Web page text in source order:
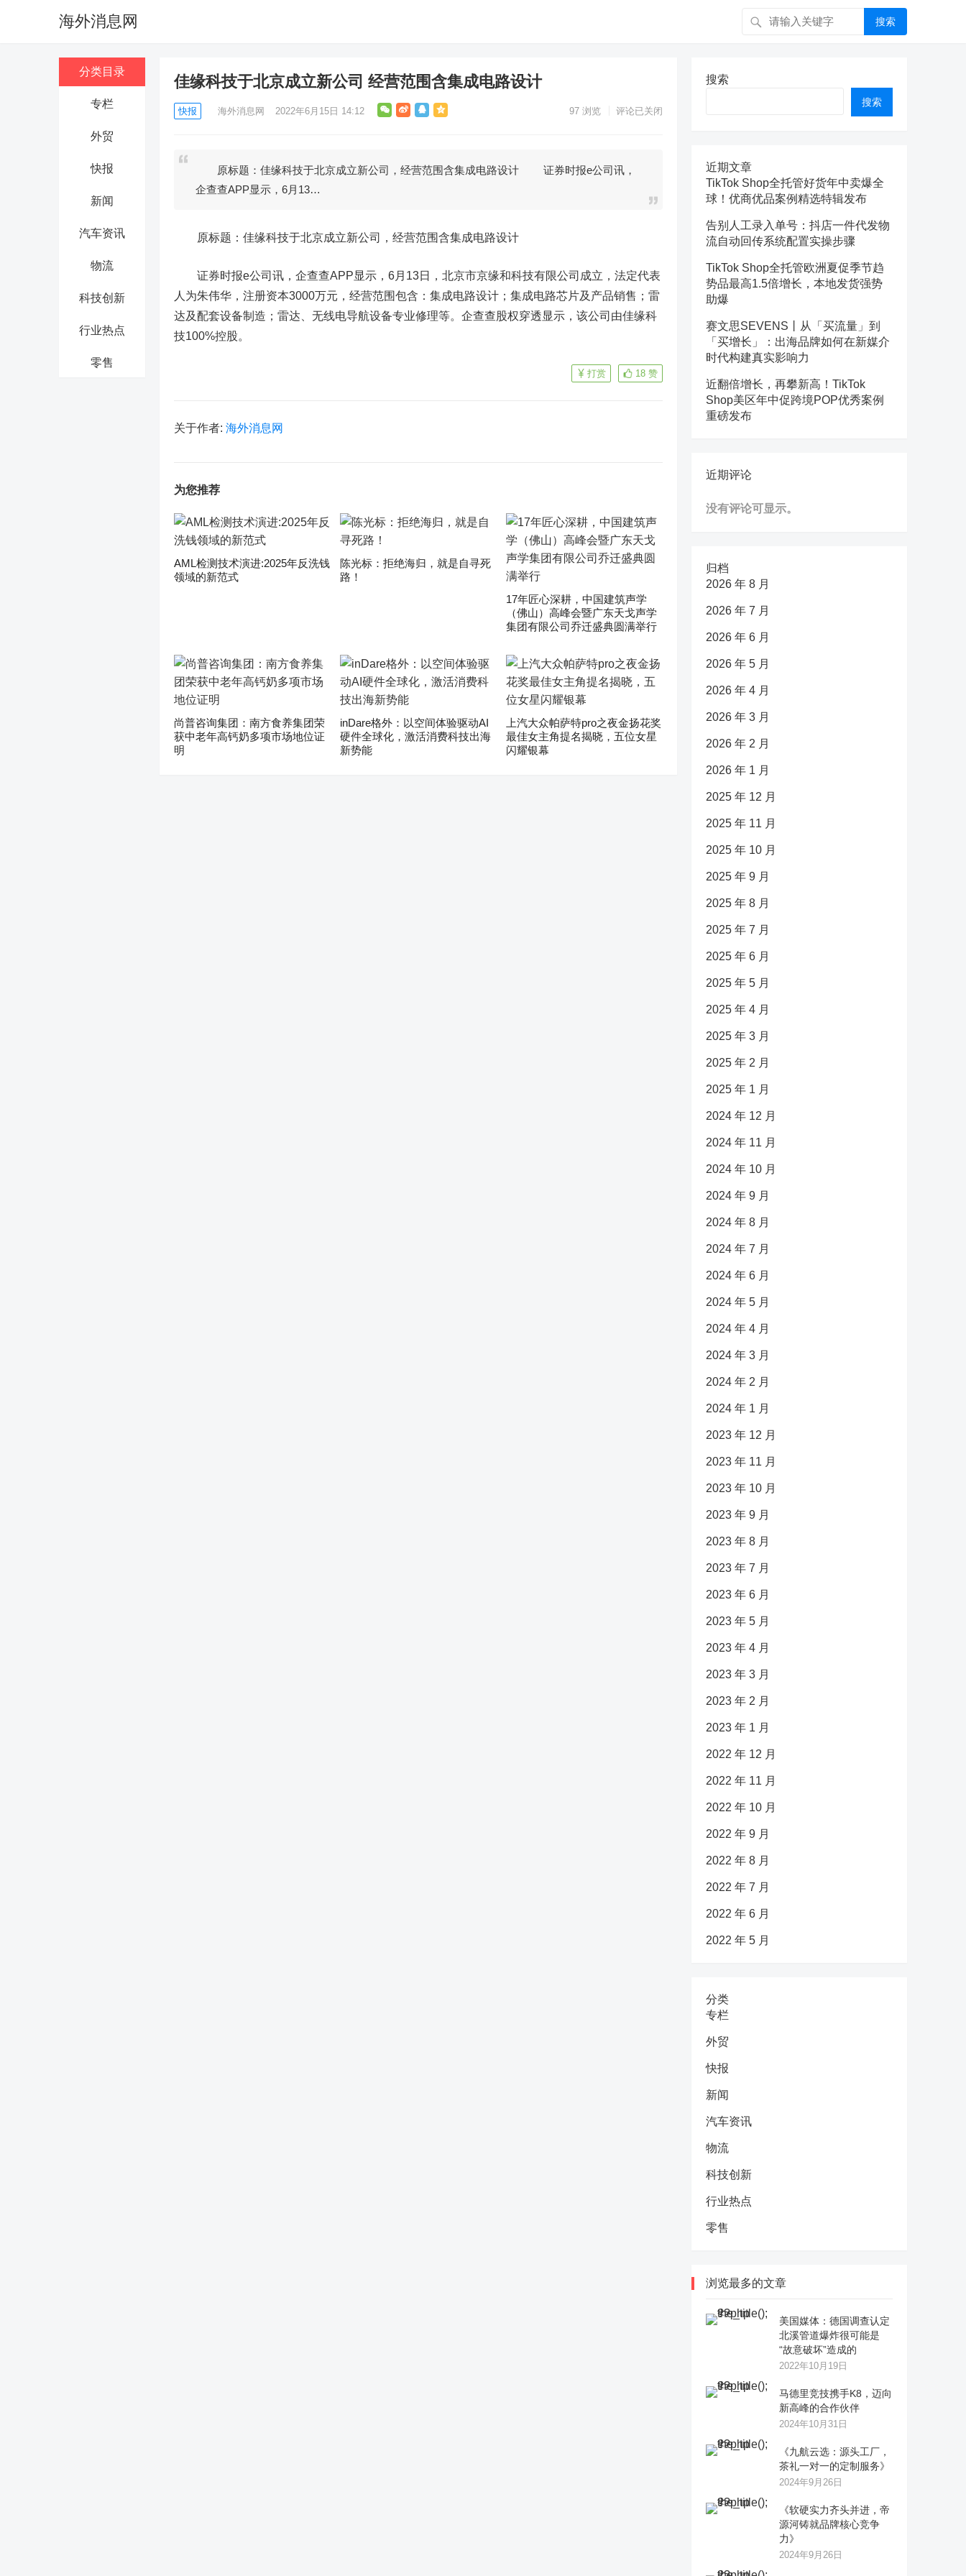
海外消息网 搜索
分类目录
专栏
外贸
快报
新闻
汽车资讯
物流
科技创新
行业热点
零售
佳缘科技于北京成立新公司 经营范围含集成电路设计
快报 海外消息网 2022年6月15日 14:12 97 浏览 评论已关闭
原标题：佳缘科技于北京成立新公司，经营范围含集成电路设计 证券时报e公司讯，
企查查APP显示，6月13…
原标题： 佳缘科技于北京成立新公司，经营范围含集成电路设计
证券时报e公司讯，企查查APP显示，6月13日，北京市京缘和科技有限公司成立，法定代表
人为朱伟华，注册资本3000万元，经营范围包含：集成电路设计；集成电路芯片及产品销售；雷
达及配套设备制造；雷达、无线电导航设备专业修理等。企查查股权穿透显示，该公司由佳缘科
技100%控股。
18 赞
打赏
关于作者: 海外消息网
为您推荐
AML检测技术演进:2025年反洗钱
领域的新范式
陈光标：拒绝海归，就是自寻死
路！
17年匠心深耕，中国建筑声学
（佛山）高峰会暨广东天戈声学
集团有限公司乔迁盛典圆满举行
尚普咨询集团：南方食养集团荣
获中老年高钙奶多项市场地位证
明
inDare格外：以空间体验驱动AI
硬件全球化，激活消费科技出海
新势能
上汽大众帕萨特pro之夜金扬花奖
最佳女主角提名揭晓，五位女星
闪耀银幕
搜索
搜索
近期文章
TikTok Shop全托管好货年中卖爆全
球！优商优品案例精选特辑发布
告别人工录入单号：抖店一件代发物
流自动回传系统配置实操步骤
TikTok Shop全托管欧洲夏促季节趋
势品最高1.5倍增长，本地发货强势
助爆
赛文思SEVENS丨从「买流量」到
「买增长」：出海品牌如何在新媒介
时代构建真实影响力
近翻倍增长，再攀新高！TikTok
Shop美区年中促跨境POP优秀案例
重磅发布
近期评论
没有评论可显示。
归档
2026 年 8 月
2026 年 7 月
2026 年 6 月
2026 年 5 月
2026 年 4 月
2026 年 3 月
2026 年 2 月
2026 年 1 月
2025 年 12 月
2025 年 11 月
2025 年 10 月
2025 年 9 月
2025 年 8 月
2025 年 7 月
2025 年 6 月
2025 年 5 月
2025 年 4 月
2025 年 3 月
2025 年 2 月
2025 年 1 月
2024 年 12 月
2024 年 11 月
2024 年 10 月
2024 年 9 月
2024 年 8 月
2024 年 7 月
2024 年 6 月
2024 年 5 月
2024 年 4 月
2024 年 3 月
2024 年 2 月
2024 年 1 月
2023 年 12 月
2023 年 11 月
2023 年 10 月
2023 年 9 月
2023 年 8 月
2023 年 7 月
2023 年 6 月
2023 年 5 月
2023 年 4 月
2023 年 3 月
2023 年 2 月
2023 年 1 月
2022 年 12 月
2022 年 11 月
2022 年 10 月
2022 年 9 月
2022 年 8 月
2022 年 7 月
2022 年 6 月
2022 年 5 月
分类
专栏
外贸
快报
新闻
汽车资讯
物流
科技创新
行业热点
零售
浏览最多的文章
美国媒体：德国调查认定
北溪管道爆炸很可能是
“故意破坏”造成的
2022年10月19日
马德里竞技携手K8，迈向
新高峰的合作伙伴
2024年10月31日
《九航云选：源头工厂，
茶礼一对一的定制服务》
2024年9月26日
《软硬实力齐头并进，帝
源河铸就品牌核心竞争
力》
2024年9月26日